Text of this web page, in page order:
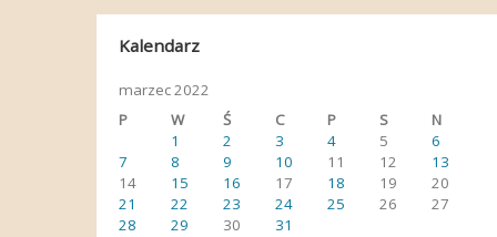
Kalendarz
marzec 2022
P
W Ś C P S
N
1
2 3 4 5
6
7
8 9 10 11 12
13
14
15 16 17 18 19
20
21
22 23 24 25 26
27
28
29 30 31